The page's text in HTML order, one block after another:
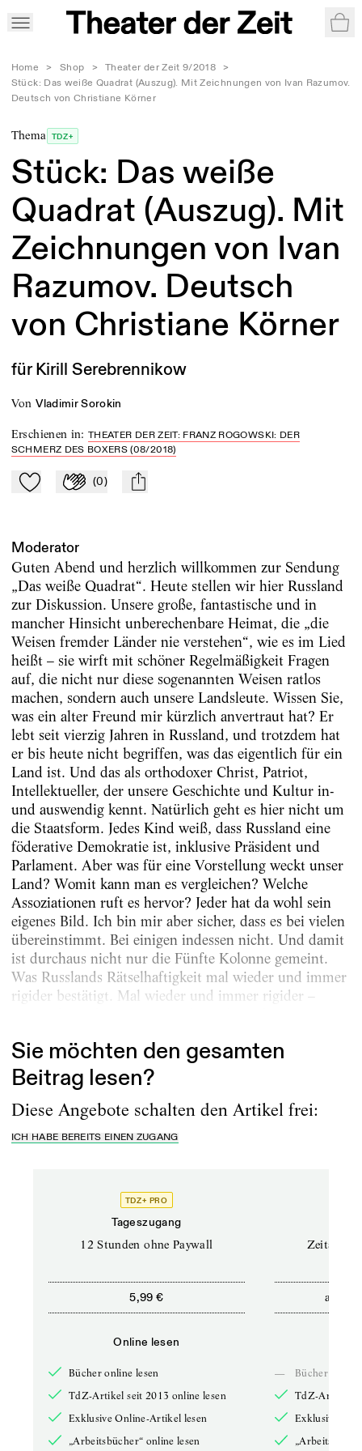
Home > Shop > Theater der Zeit 9/2018
>
Stück: Das weiße Quadrat (Auszug). Mit Zeichnungen von Ivan Razumov.
Deutsch von Christiane Körner
Thema TDZ+
Stück: Das weiße
Quadrat (Auszug). Mit
Zeichnungen von Ivan
Razumov. Deutsch
von Christiane Körner
für Kirill Serebrennikow
von Vladimir Sorokin
Erschienen in:THEATER DER ZEIT: FRANZ ROGOWSKI: DER
SCHMERZ DES BOXERS (08/2018)
Zu Mein-TdZ hinzufügen
Applaudieren
(0) mail
Moderator
Guten Abend und herzlich willkommen zur Sendung
„Das weiße Quadrat“. Heute stellen wir hier Russland
zur Diskussion. Unsere große, fantastische und in
mancher Hinsicht unberechenbare Heimat, die „die
Weisen fremder Länder nie verstehen“, wie es im Lied
heißt – sie wirft mit schöner Regelmäßigkeit Fragen
auf, die nicht nur diese sogenannten Weisen ratlos
machen, sondern auch unsere Landsleute. Wissen Sie,
was ein alter Freund mir kürzlich anvertraut hat? Er
lebt seit vierzig Jahren in Russland, und trotzdem hat
er bis heute nicht begriffen, was das eigentlich für ein
Land ist. Und das als orthodoxer Christ, Patriot,
Intellektueller, der unsere Geschichte und Kultur in-
und auswendig kennt. Natürlich geht es hier nicht um
die Staatsform. Jedes Kind weiß, dass Russland eine
föderative Demokratie ist, inklusive Präsident und
Parlament. Aber was für eine Vorstellung weckt unser
Land? Womit kann man es vergleichen? Welche
Assoziationen ruft es hervor? Jeder hat da wohl sein
eigenes Bild. Ich bin mir aber sicher, dass es bei vielen
übereinstimmt. Bei einigen indessen nicht. Und damit
ist durchaus nicht nur die Fünfte Kolonne gemeint.
Was Russlands Rätselhaftigkeit mal wieder und immer
rigider bestätigt. Mal wieder und immer rigider –
Sie möchten den gesamten
Beitrag lesen?
Diese Angebote schalten den Artikel frei:
ICH HABE BEREITS EINEN ZUGANG
TDZ+ PRO
Tageszugang
12 Stunden ohne Paywall
5,99 €
Online lesen
Bücher online lesen
TdZ-Artikel seit 2013 online lesen
Exklusive Online-Artikel lesen
„Arbeitsbücher“ online lesen
ab
—
Bücher online
TdZ-Artikel
Exklusive